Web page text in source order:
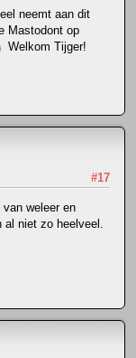
neemt aan dit
Mastodont op
Welkom Tijger!
#17
weleer en
al niet zo heelveel.